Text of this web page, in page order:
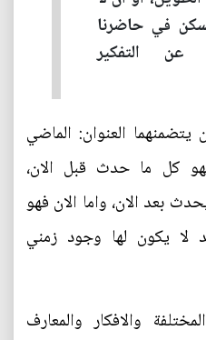
في حاضرنا
عن التفكير
يتضمنهما العنوان: الماضي
كل ما حدث قبل الان،
بعد الان، واما الان فهو
يكون لها وجود زمني
والافكار والمعارف